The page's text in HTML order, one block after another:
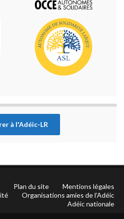
à l'Adéic-LR
Plan du site
Mentions légales
Organisations amies de l’Adéic
Adéic nationale